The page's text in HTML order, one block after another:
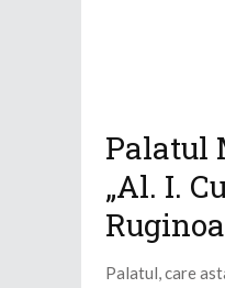
Palatul
„Al. I.
Palatul, care